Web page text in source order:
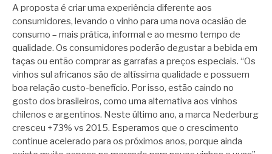
A proposta é criar uma experiência diferente aos
consumidores, levando o vinho para uma nova ocasião de
consumo – mais prática, informal e ao mesmo tempo de
qualidade. Os consumidores poderão degustar a bebida em
taças ou então comprar as garrafas a preços especiais. “Os
vinhos sul africanos são de altíssima qualidade e possuem
boa relação custo-benefício. Por isso, estão caindo no
gosto dos brasileiros, como uma alternativa aos vinhos
chilenos e argentinos. Neste último ano, a marca Nederburg
cresceu +73% vs 2015. Esperamos que o crescimento
continue acelerado para os próximos anos, porque ainda